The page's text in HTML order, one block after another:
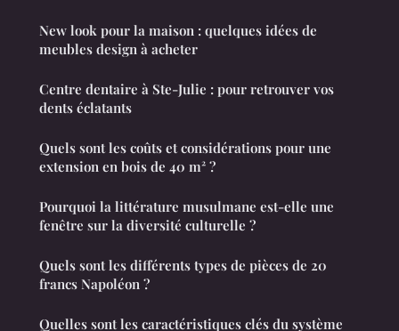
New look pour la maison : quelques idées de
meubles design à acheter
Centre dentaire à Ste-Julie : pour retrouver vos
dents éclatants
Quels sont les coûts et considérations pour une
extension en bois de 40 m² ?
Pourquoi la littérature musulmane est-elle une
fenêtre sur la diversité culturelle ?
Quels sont les différents types de pièces de 20
francs Napoléon ?
Quelles sont les caractéristiques clés du système